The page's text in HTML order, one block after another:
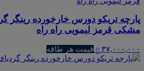
پارچه تریکو دورس خارخورده رینگر
مشکی قرمز لیمویی راه راه
۳۷,۰۰۰,۰۰۰ قیمت هر طاقه